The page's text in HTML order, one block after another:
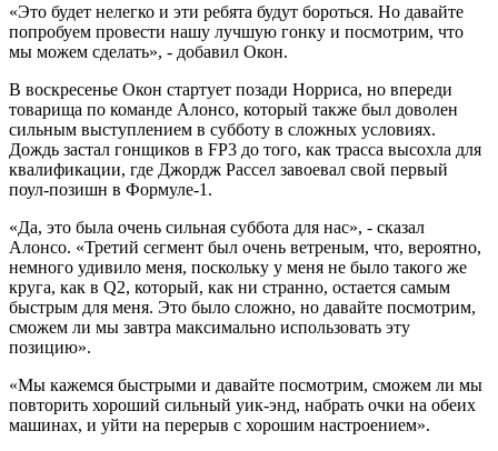
«Это будет нелегко и эти ребята будут бороться. Но давайте
попробуем провести нашу лучшую гонку и посмотрим, что
мы можем сделать», - добавил Окон.
В воскресенье Окон стартует позади Норриса, но впереди
товарища по команде Алонсо, который также был доволен
сильным выступлением в субботу в сложных условиях.
Дождь застал гонщиков в FP3 до того, как трасса высохла для
квалификации, где Джордж Рассел завоевал свой первый
поул-позишн в Формуле-1.
«Да, это была очень сильная суббота для нас», - сказал
Алонсо. «Третий сегмент был очень ветреным, что, вероятно,
немного удивило меня, поскольку у меня не было такого же
круга, как в Q2, который, как ни странно, остается самым
быстрым для меня. Это было сложно, но давайте посмотрим,
сможем ли мы завтра максимально использовать эту
позицию».
«Мы кажемся быстрыми и давайте посмотрим, сможем ли мы
повторить хороший сильный уик-энд, набрать очки на обеих
машинах, и уйти на перерыв с хорошим настроением».